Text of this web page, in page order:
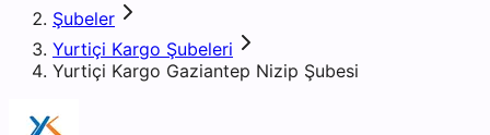
Şubeler
Yurtiçi Kargo Şubeleri
Yurtiçi Kargo Gaziantep Nizip Şubesi